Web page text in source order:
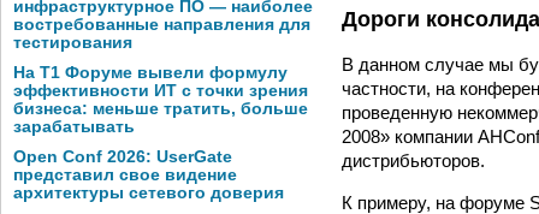
инфраструктурное ПО — наиболее
востребованные направления для
тестирования
На Т1 Форуме вывели формулу
эффективности ИТ с точки зрения
бизнеса: меньше тратить, больше
зарабатывать
Open Conf 2026: UserGate
представил свое видение
архитектуры сетевого доверия
Дороги
В данном случае мы
частности, на
проведенную
2008» компании
дистрибьюторов.
К примеру, на форуме